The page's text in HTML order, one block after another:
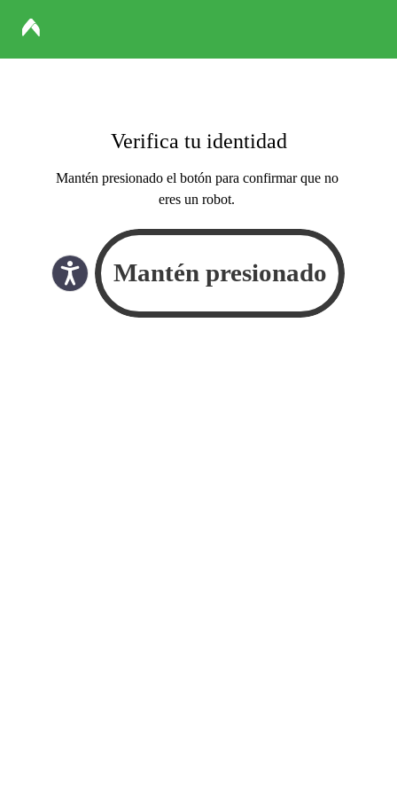
Verifica tu identidad
Mantén presionado el botón para confirmar que no
eres un robot.